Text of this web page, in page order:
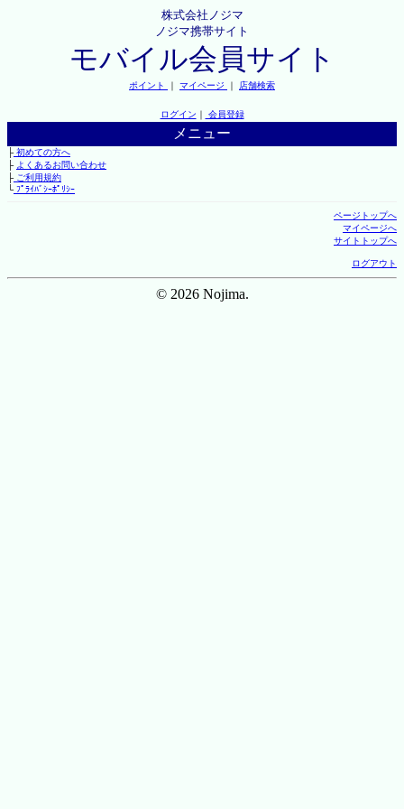
株式会社ノジマ
ノジマ携帯サイト
モバイル会員サイト
ポイント ｜ マイページ ｜ 店舗検索
ログイン ｜ 会員登録
メニュー
├初めての方へ
├ よくあるお問い合わせ
├ご利用規約
└ﾌﾟﾗｲﾊﾞｼｰﾎﾟﾘｼｰ
ページトップへ
マイページへ
サイトトップへ
ログアウト
© 2026 Nojima.